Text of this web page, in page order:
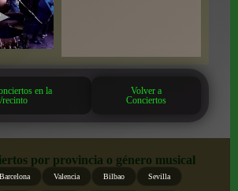
en la
recinto
Volver a
Conciertos
por provincia o género musical
Barcelona Valencia Bilbao Sevilla